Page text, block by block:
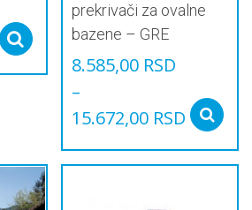
Select options
prekrivači za ovalne
bazene – GRE
8.585,00 RSD
–
15.672,00 RSD